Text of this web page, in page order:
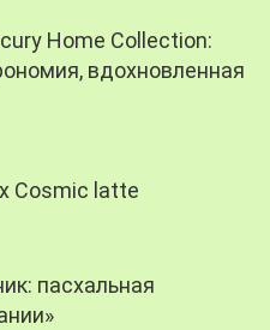
Home Collection:
вдохновленная
Cosmic latte
пасхальная